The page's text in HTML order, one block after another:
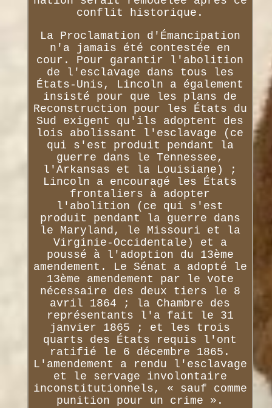
conflit historique.
La Proclamation d'Émancipation
n'a jamais été contestée en
cour. Pour garantir l'abolition
de l'esclavage dans tous les
États-Unis, Lincoln a également
insisté pour que les plans de
Reconstruction pour les États du
Sud exigent qu'ils adoptent des
lois abolissant l'esclavage (ce
qui s'est produit pendant la
guerre dans le Tennessee,
l'Arkansas et la Louisiane) ;
Lincoln a encouragé les États
frontaliers à adopter
l'abolition (ce qui s'est
produit pendant la guerre dans
le Maryland, le Missouri et la
Virginie-Occidentale) et a
poussé à l'adoption du 13ème
amendement. Le Sénat a adopté le
13ème amendement par le vote
nécessaire des deux tiers le 8
avril 1864 ; la Chambre des
représentants l'a fait le 31
janvier 1865 ; et les trois
quarts des États requis l'ont
ratifié le 6 décembre 1865.
L'amendement a rendu l'esclavage
et le servage involontaire
inconstitutionnels, « sauf comme
punition pour un crime ».